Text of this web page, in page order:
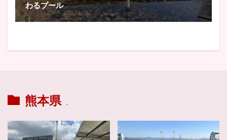
わるプール
熊本県 .